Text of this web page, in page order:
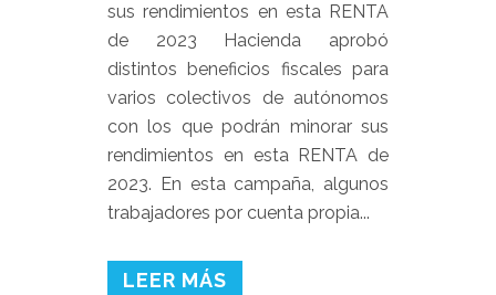
sus rendimientos en esta RENTA
de 2023 Hacienda aprobó
distintos beneficios fiscales para
varios colectivos de autónomos
con los que podrán minorar sus
rendimientos en esta RENTA de
2023. En esta campaña, algunos
trabajadores por cuenta propia...
LEER MÁS